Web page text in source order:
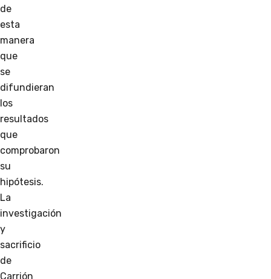
de
esta
manera
que
se
difundieran
los
resultados
que
comprobaron
su
hipótesis.
La
investigación
y
sacrificio
de
Carrión